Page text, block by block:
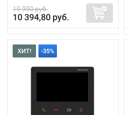
19 990 руб.
10 394,80 руб.
ХИТ! -35%